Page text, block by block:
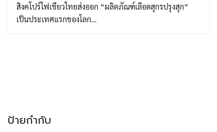
สิงคโปร์ไฟเขียวไทยส่งออก “ผลิตภัณฑ์เลือดสุกรปรุงสุก”
เป็นประเทศแรกของโลก…
ป้ายกำกับ